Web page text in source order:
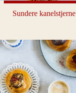
Sundere kanelstjerne